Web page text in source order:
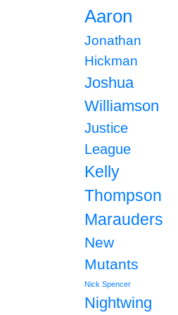
Aaron
Jonathan
Hickman
Joshua
Williamson
Justice
League
Kelly
Thompson
Marauders
New
Mutants
Nick Spencer
Nightwing